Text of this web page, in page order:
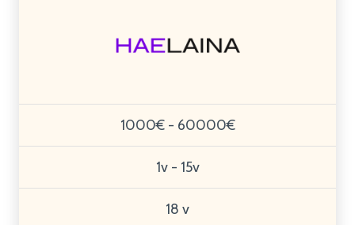
1000€ - 60000€
1v - 15v
18 v